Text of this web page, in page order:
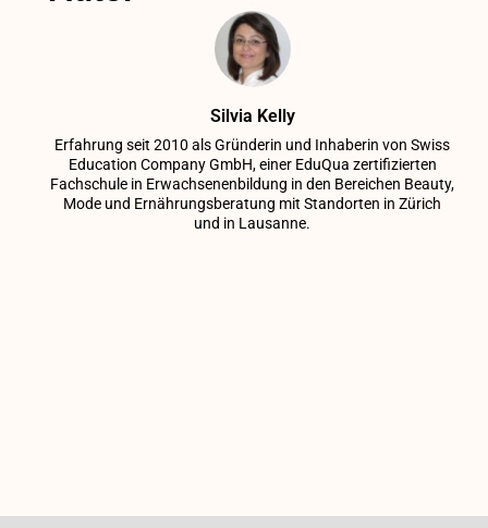
Silvia Kelly
Erfahrung seit 2010 als Gründerin und Inhaberin von Swiss
Education Company GmbH, einer EduQua zertifizierten
Fachschule in Erwachsenenbildung in den Bereichen Beauty,
Mode und Ernährungsberatung mit Standorten in Zürich
und in Lausanne.